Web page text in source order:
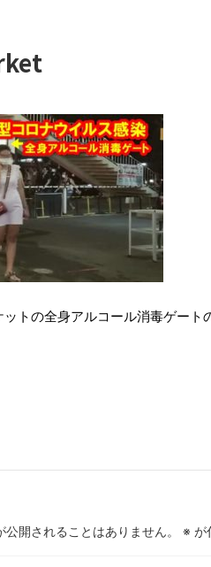
トの全身アルコール消毒ゲート
公開されることはありません。 ※ が